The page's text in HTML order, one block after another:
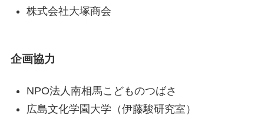
株式会社大塚商会
企画協力
NPO法人南相馬こどものつばさ
広島文化学園大学（伊藤駿研究室）